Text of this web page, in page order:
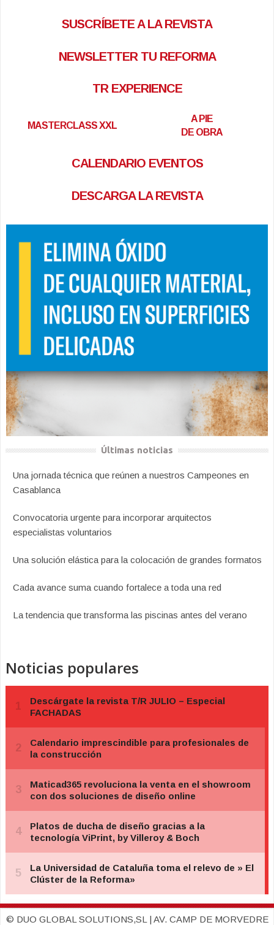
SUSCRÍBETE A LA REVISTA
NEWSLETTER TU REFORMA
TR EXPERIENCE
MASTERCLASS XXL
A PIE
DE OBRA
CALENDARIO EVENTOS
DESCARGA LA REVISTA
Últimas noticias
Una jornada técnica que reúnen a nuestros Campeones en
Casablanca
Convocatoria urgente para incorporar arquitectos
especialistas voluntarios
Una solución elástica para la colocación de grandes formatos
Cada avance suma cuando fortalece a toda una red
La tendencia que transforma las piscinas antes del verano
Noticias populares
© DUO GLOBAL SOLUTIONS,SL | AV. CAMP DE MORVEDRE